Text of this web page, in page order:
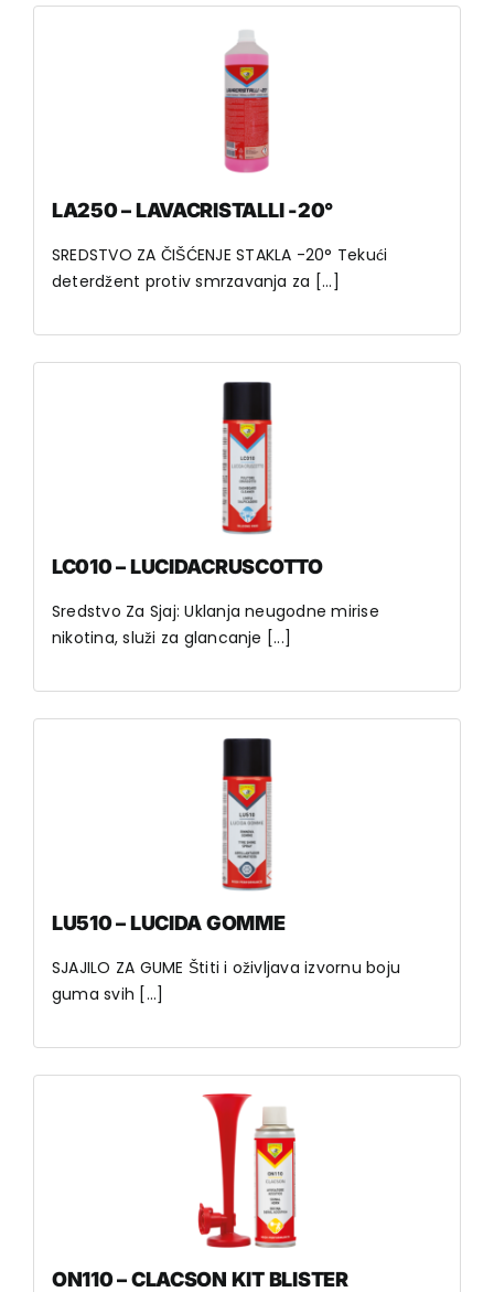
LA250 – LAVACRISTALLI -20°
SREDSTVO ZA ČIŠĆENJE STAKLA -20° Tekući
deterdžent protiv smrzavanja za [...]
LC010 – LUCIDACRUSCOTTO
Sredstvo Za Sjaj: Uklanja neugodne mirise
nikotina, služi za glancanje [...]
LU510 – LUCIDA GOMME
SJAJILO ZA GUME Štiti i oživljava izvornu boju
guma svih [...]
ON110 – CLACSON KIT BLISTER